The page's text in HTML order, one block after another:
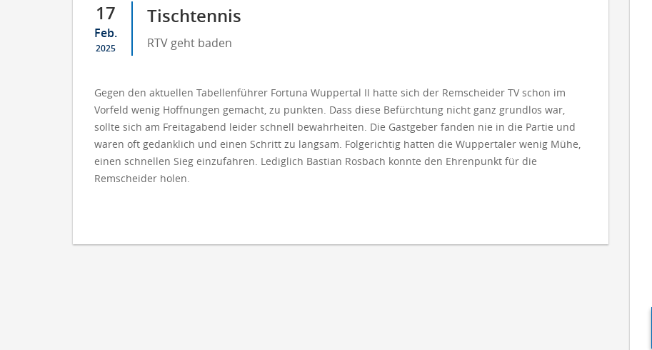
17
Feb.
2025
Tischtennis
RTV geht baden
Gegen den aktuellen Tabellenführer Fortuna Wuppertal II hatte sich der Remscheider TV schon im
Vorfeld wenig Hoffnungen gemacht, zu punkten. Dass diese Befürchtung nicht ganz grundlos war,
sollte sich am Freitagabend leider schnell bewahrheiten. Die Gastgeber fanden nie in die Partie und
waren oft gedanklich und einen Schritt zu langsam. Folgerichtig hatten die Wuppertaler wenig Mühe,
einen schnellen Sieg einzufahren. Lediglich Bastian Rosbach konnte den Ehrenpunkt für die
Remscheider holen.